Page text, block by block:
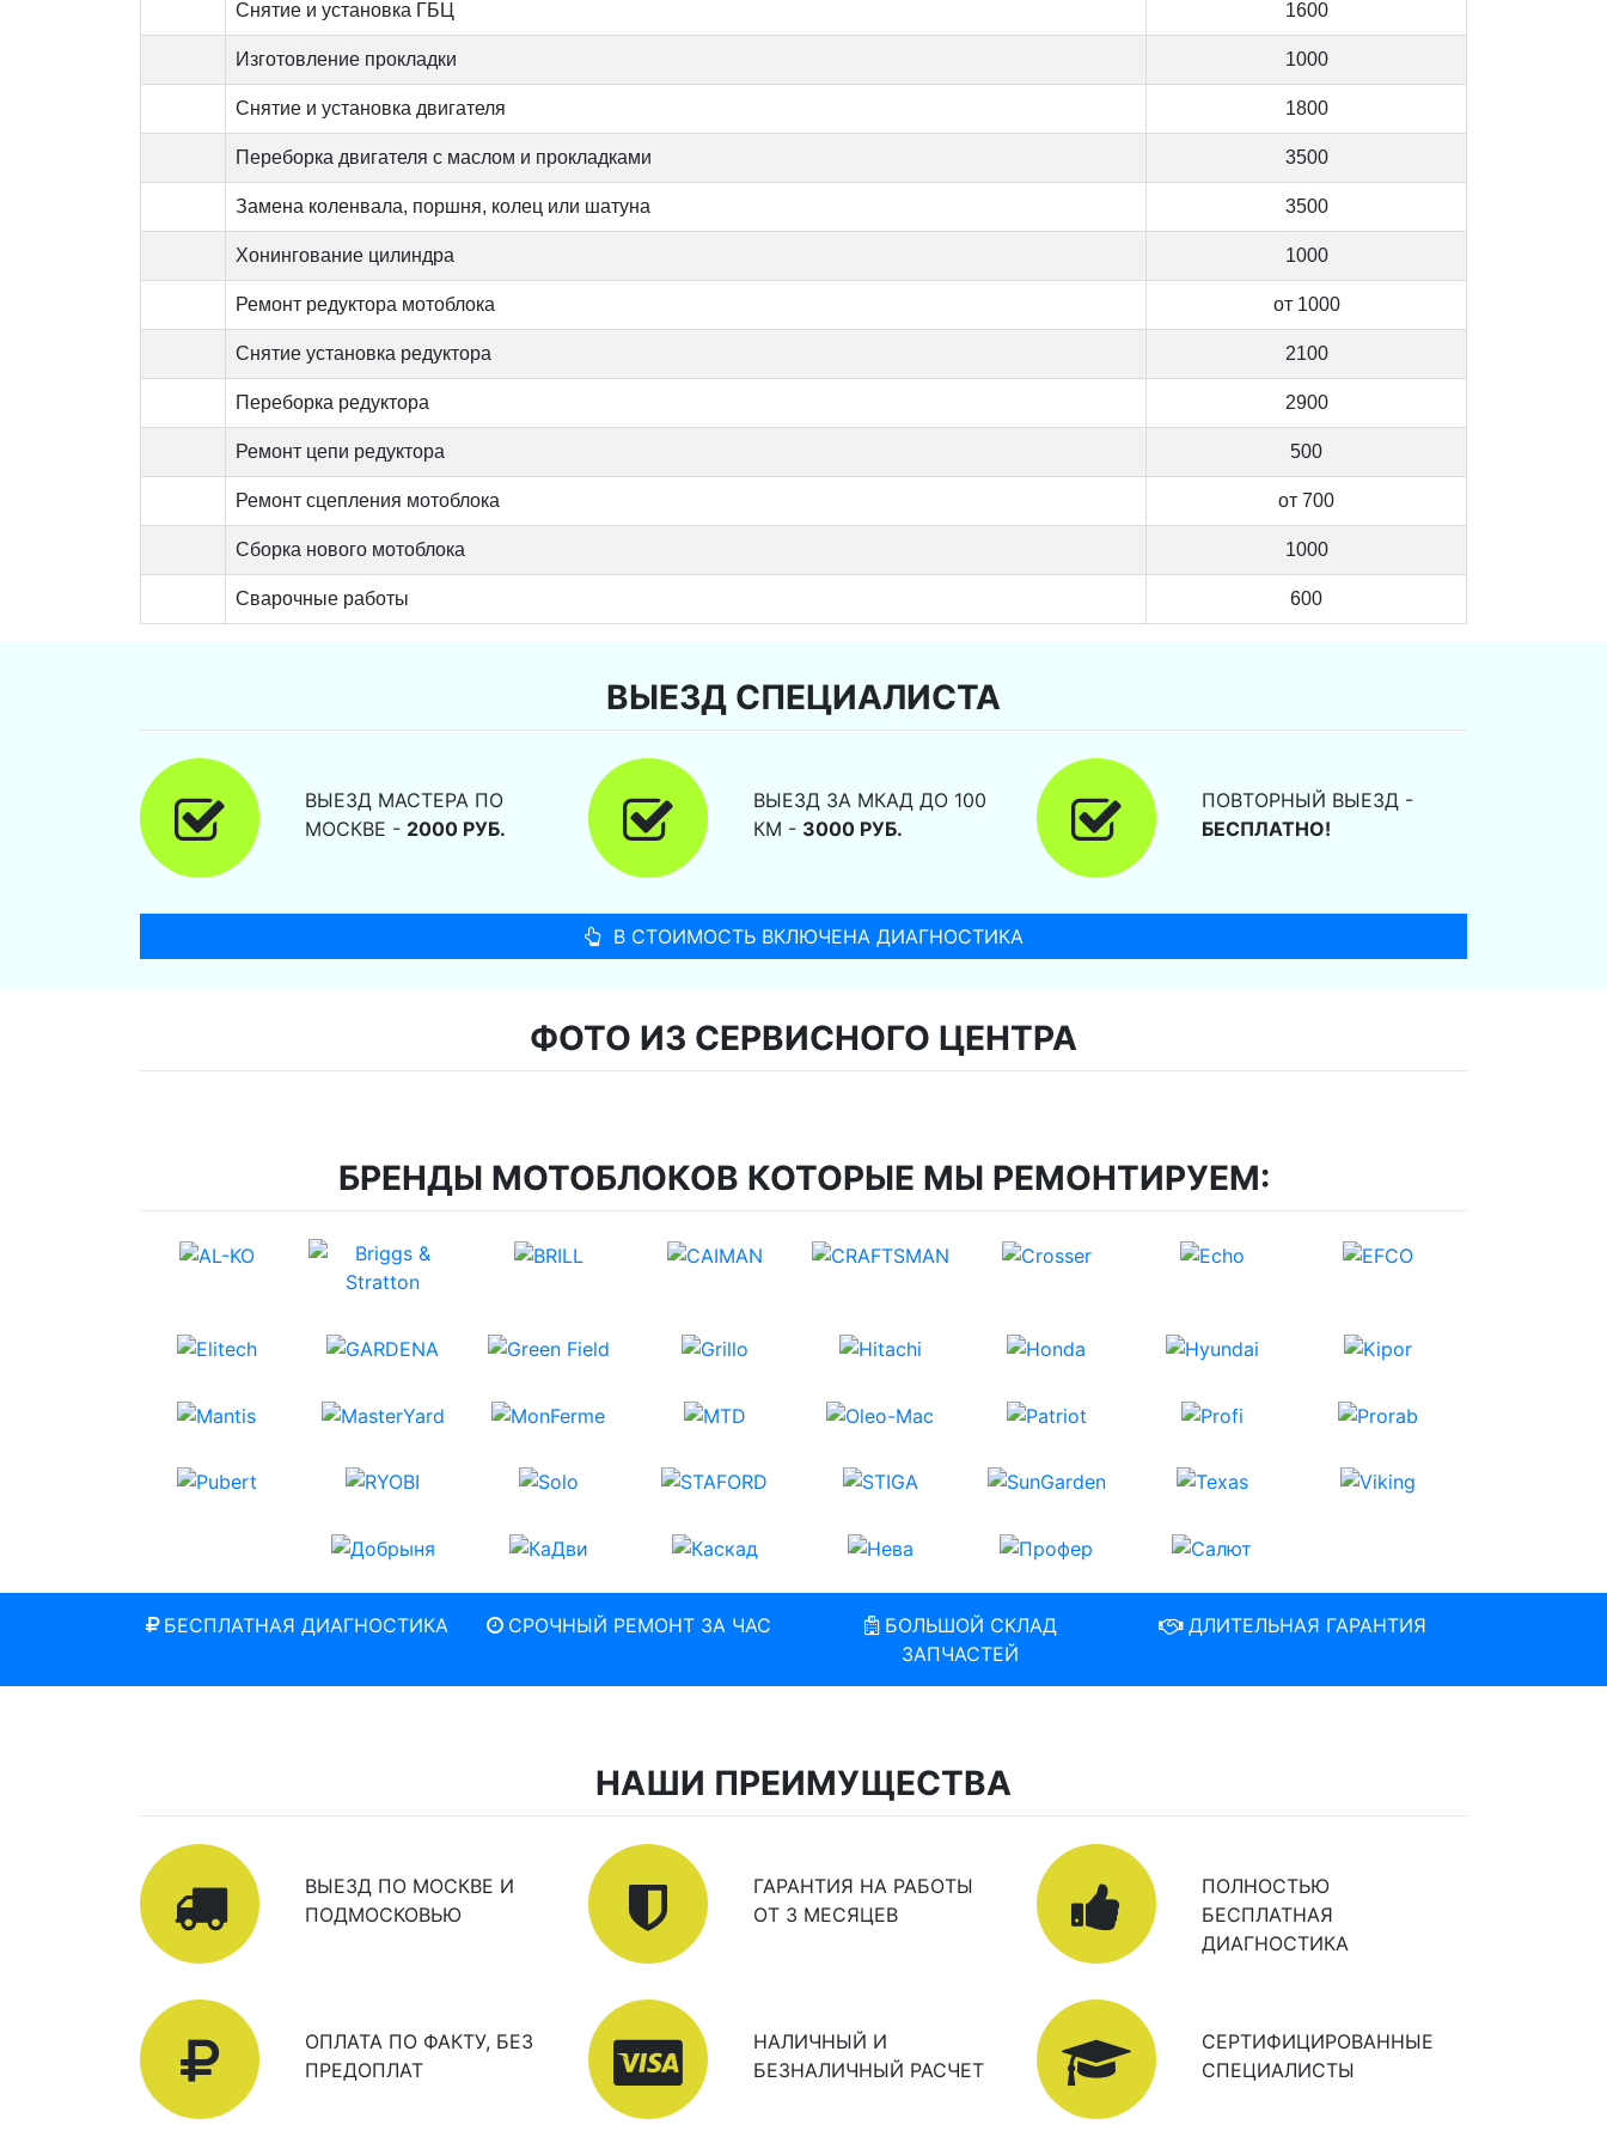
Снятие и установка ГБЦ 1600
Изготовление прокладки 1000
Снятие и установка двигателя 1800
Переборка двигателя с маслом и прокладками 3500
Замена коленвала, поршня, колец или шатуна 3500
Хонингование цилиндра 1000
Ремонт редуктора мотоблока от 1000
Снятие установка редуктора 2100
Переборка редуктора 2900
Ремонт цепи редуктора 500
Ремонт сцепления мотоблока от 700
Сборка нового мотоблока 1000
Сварочные работы 600
ВЫЕЗД СПЕЦИАЛИСТА
ВЫЕЗД МАСТЕРА ПО
МОСКВЕ - 2000 РУБ.
ВЫЕЗД ЗА МКАД ДО 100
КМ - 3000 РУБ.
ПОВТОРНЫЙ ВЫЕЗД -
БЕСПЛАТНО!
В СТОИМОСТЬ ВКЛЮЧЕНА ДИАГНОСТИКА
ФОТО ИЗ СЕРВИСНОГО ЦЕНТРА
БРЕНДЫ МОТОБЛОКОВ КОТОРЫЕ МЫ РЕМОНТИРУЕМ:
БЕСПЛАТНАЯ ДИАГНОСТИКА СРОЧНЫЙ РЕМОНТ ЗА ЧАС
БОЛЬШОЙ СКЛАД
ЗАПЧАСТЕЙ
ДЛИТЕЛЬНАЯ ГАРАНТИЯ
НАШИ ПРЕИМУЩЕСТВА
ВЫЕЗД ПО МОСКВЕ И
ПОДМОСКОВЬЮ
ГАРАНТИЯ НА РАБОТЫ
ОТ 3 МЕСЯЦЕВ
ПОЛНОСТЬЮ
БЕСПЛАТНАЯ
ДИАГНОСТИКА
ОПЛАТА ПО ФАКТУ, БЕЗ
ПРЕДОПЛАТ
НАЛИЧНЫЙ И
БЕЗНАЛИЧНЫЙ РАСЧЕТ
СЕРТИФИЦИРОВАННЫЕ
СПЕЦИАЛИСТЫ